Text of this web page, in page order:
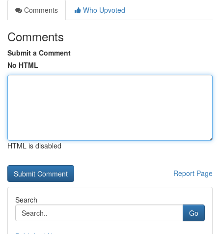
Comments
Who Upvoted
Comments
Submit a Comment
No HTML
HTML is disabled
Report Page
Search
Go